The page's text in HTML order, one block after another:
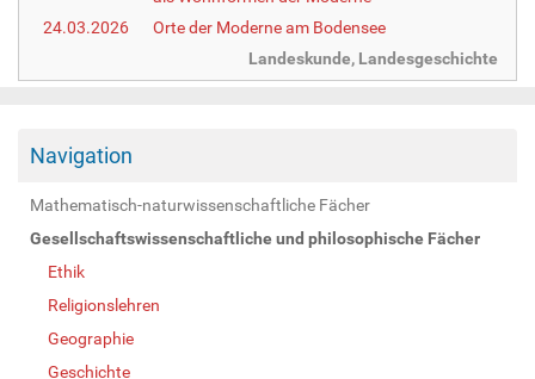
24.03.2026
Orte der Moderne am Bodensee
Landeskunde, Landesgeschichte
Navigation
Mathematisch-naturwissenschaftliche Fächer
Gesellschaftswissenschaftliche und philosophische Fächer
Ethik
Religionslehren
Geographie
Geschichte